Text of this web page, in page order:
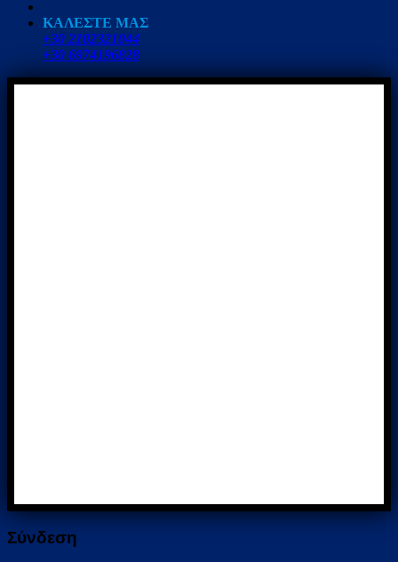
ΚΑΛΕΣΤΕ ΜΑΣ
+30 2102321044
+30 6974196828
Σύνδεση